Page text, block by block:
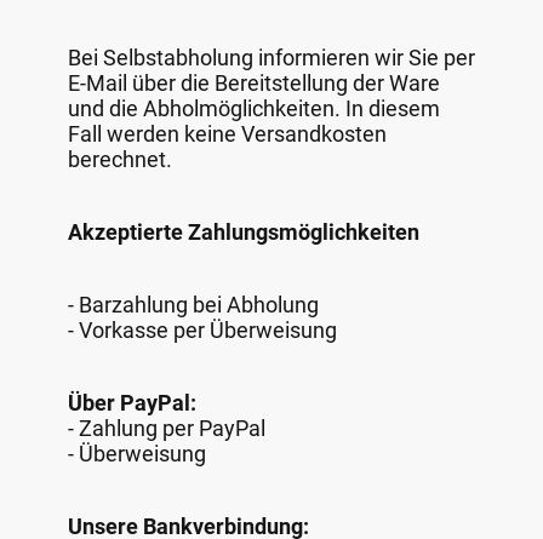
Bei Selbstabholung informieren wir Sie per
E-Mail über die Bereitstellung der Ware
und die Abholmöglichkeiten. In diesem
Fall werden keine Versandkosten
berechnet.
Akzeptierte Zahlungsmöglichkeiten
- Barzahlung bei Abholung
- Vorkasse per Überweisung
Über PayPal:
- Zahlung per PayPal
- Überweisung
Unsere Bankverbindung: